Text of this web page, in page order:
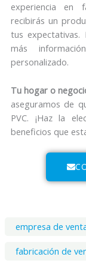
experiencia en
recibirás un
tus
más
personalizado.
Tu hogar o
aseguramos de
PVC. ¡Haz la
beneficios que
empresa de
fabricación de